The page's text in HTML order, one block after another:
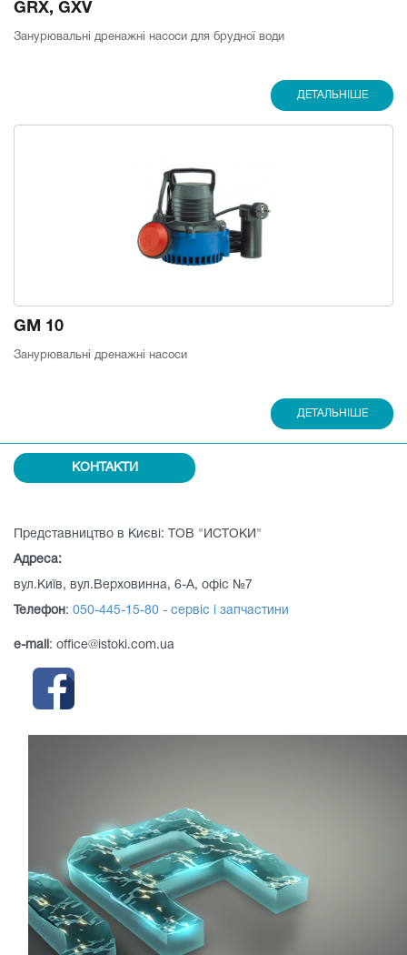
GRX, GXV
Занурювальні дренажні насоси для брудної води
ДЕТАЛЬНІШЕ
GM 10
Занурювальні дренажні насоси
ДЕТАЛЬНІШЕ
КОНТАКТИ
Представництво в Києві: ТОВ "ИСТОКИ"
Адреса:
вул.Київ, вул.Верховинна, 6-А, офіс №7
Телефон: 050-445-15-80 - сервіс і запчастини
e-mail : office@istoki.com.ua